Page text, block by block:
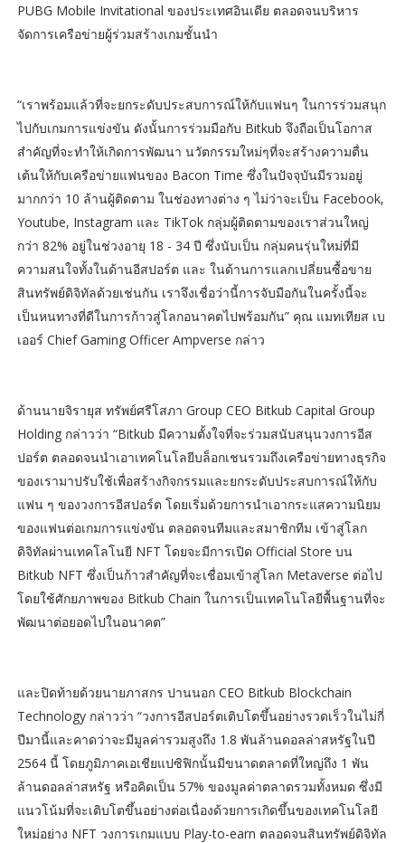
PUBG Mobile Invitational ของประเทศอินเดีย ตลอดจนบริหาร
จัดการเครือข่ายผู้ร่วมสร้างเกมชั้นนำ
“เราพร้อมแล้วที่จะยกระดับประสบการณ์ให้กับแฟนๆ ในการร่วมสนุก
ไปกับเกมการแข่งขัน ดังนั้นการร่วมมือกับ Bitkub จึงถือเป็นโอกาส
สำคัญที่จะทำให้เกิดการพัฒนา นวัตกรรมใหม่ๆที่จะสร้างความตื่น
เต้นให้กับเครือข่ายแฟนของ Bacon Time ซึ่งในปัจจุบันมีรวมอยู่
มากกว่า 10 ล้านผู้ติดตาม ในช่องทางต่าง ๆ ไม่ว่าจะเป็น Facebook,
Youtube, Instagram และ TikTok กลุ่มผู้ติดตามของเราส่วนใหญ่
กว่า 82% อยู่ในช่วงอายุ 18 - 34 ปี ซึ่งนับเป็น กลุ่มคนรุ่นใหม่ที่มี
ความสนใจทั้งในด้านอีสปอร์ต และ ในด้านการแลกเปลี่ยนซื้อขาย
สินทรัพย์ดิจิทัลด้วยเช่นกัน เราจึงเชื่อว่านี้การจับมือกันในครั้งนี้จะ
เป็นหนทางที่ดีในการก้าวสู่โลกอนาคตไปพร้อมกัน” คุณ แมทเทียส เบ
เออร์ Chief Gaming Officer Ampverse กล่าว
ด้านนายจิรายุส ทรัพย์ศรีโสภา Group CEO Bitkub Capital Group
Holding กล่าวว่า “Bitkub มีความตั้งใจที่จะร่วมสนับสนุนวงการอีส
ปอร์ต ตลอดจนนำเอาเทคโนโลยีบล็อกเชนรวมถึงเครือข่ายทางธุรกิจ
ของเรามาปรับใช้เพื่อสร้างกิจกรรมและยกระดับประสบการณ์ให้กับ
แฟน ๆ ของวงการอีสปอร์ต โดยเริ่มด้วยการนำเอากระแสความนิยม
ของแฟนต่อเกมการแข่งขัน ตลอดจนทีมและสมาชิกทีม เข้าสู่โลก
ดิจิทัลผ่านเทคโลโนยี NFT โดยจะมีการเปิด Official Store บน
Bitkub NFT ซึ่งเป็นก้าวสำคัญที่จะเชื่อมเข้าสู่โลก Metaverse ต่อไป
โดยใช้ศักยภาพของ Bitkub Chain ในการเป็นเทคโนโลยีพื้นฐานที่จะ
พัฒนาต่อยอดไปในอนาคต”
และปิดท้ายด้วยนายภาสกร ปานนอก CEO Bitkub Blockchain
Technology กล่าวว่า “วงการอีสปอร์ตเติบโตขึ้นอย่างรวดเร็วในไม่กี่
ปีมานี้และคาดว่าจะมีมูลค่ารวมสูงถึง 1.8 พันล้านดอลล่าสหรัฐในปี
2564 นี้ โดยภูมิภาคเอเชียแปซิฟิกนั้นมีขนาดตลาดที่ใหญ่ถึง 1 พัน
ล้านดอลล่าสหรัฐ หรือคิดเป็น 57% ของมูลค่าตลาดรวมทั้งหมด ซึ่งมี
แนวโน้มที่จะเติบโตขึ้นอย่างต่อเนื่องด้วยการเกิดขึ้นของเทคโนโลยี
ใหม่อย่าง NFT วงการเกมแบบ Play-to-earn ตลอดจนสินทรัพย์ดิจิทัล